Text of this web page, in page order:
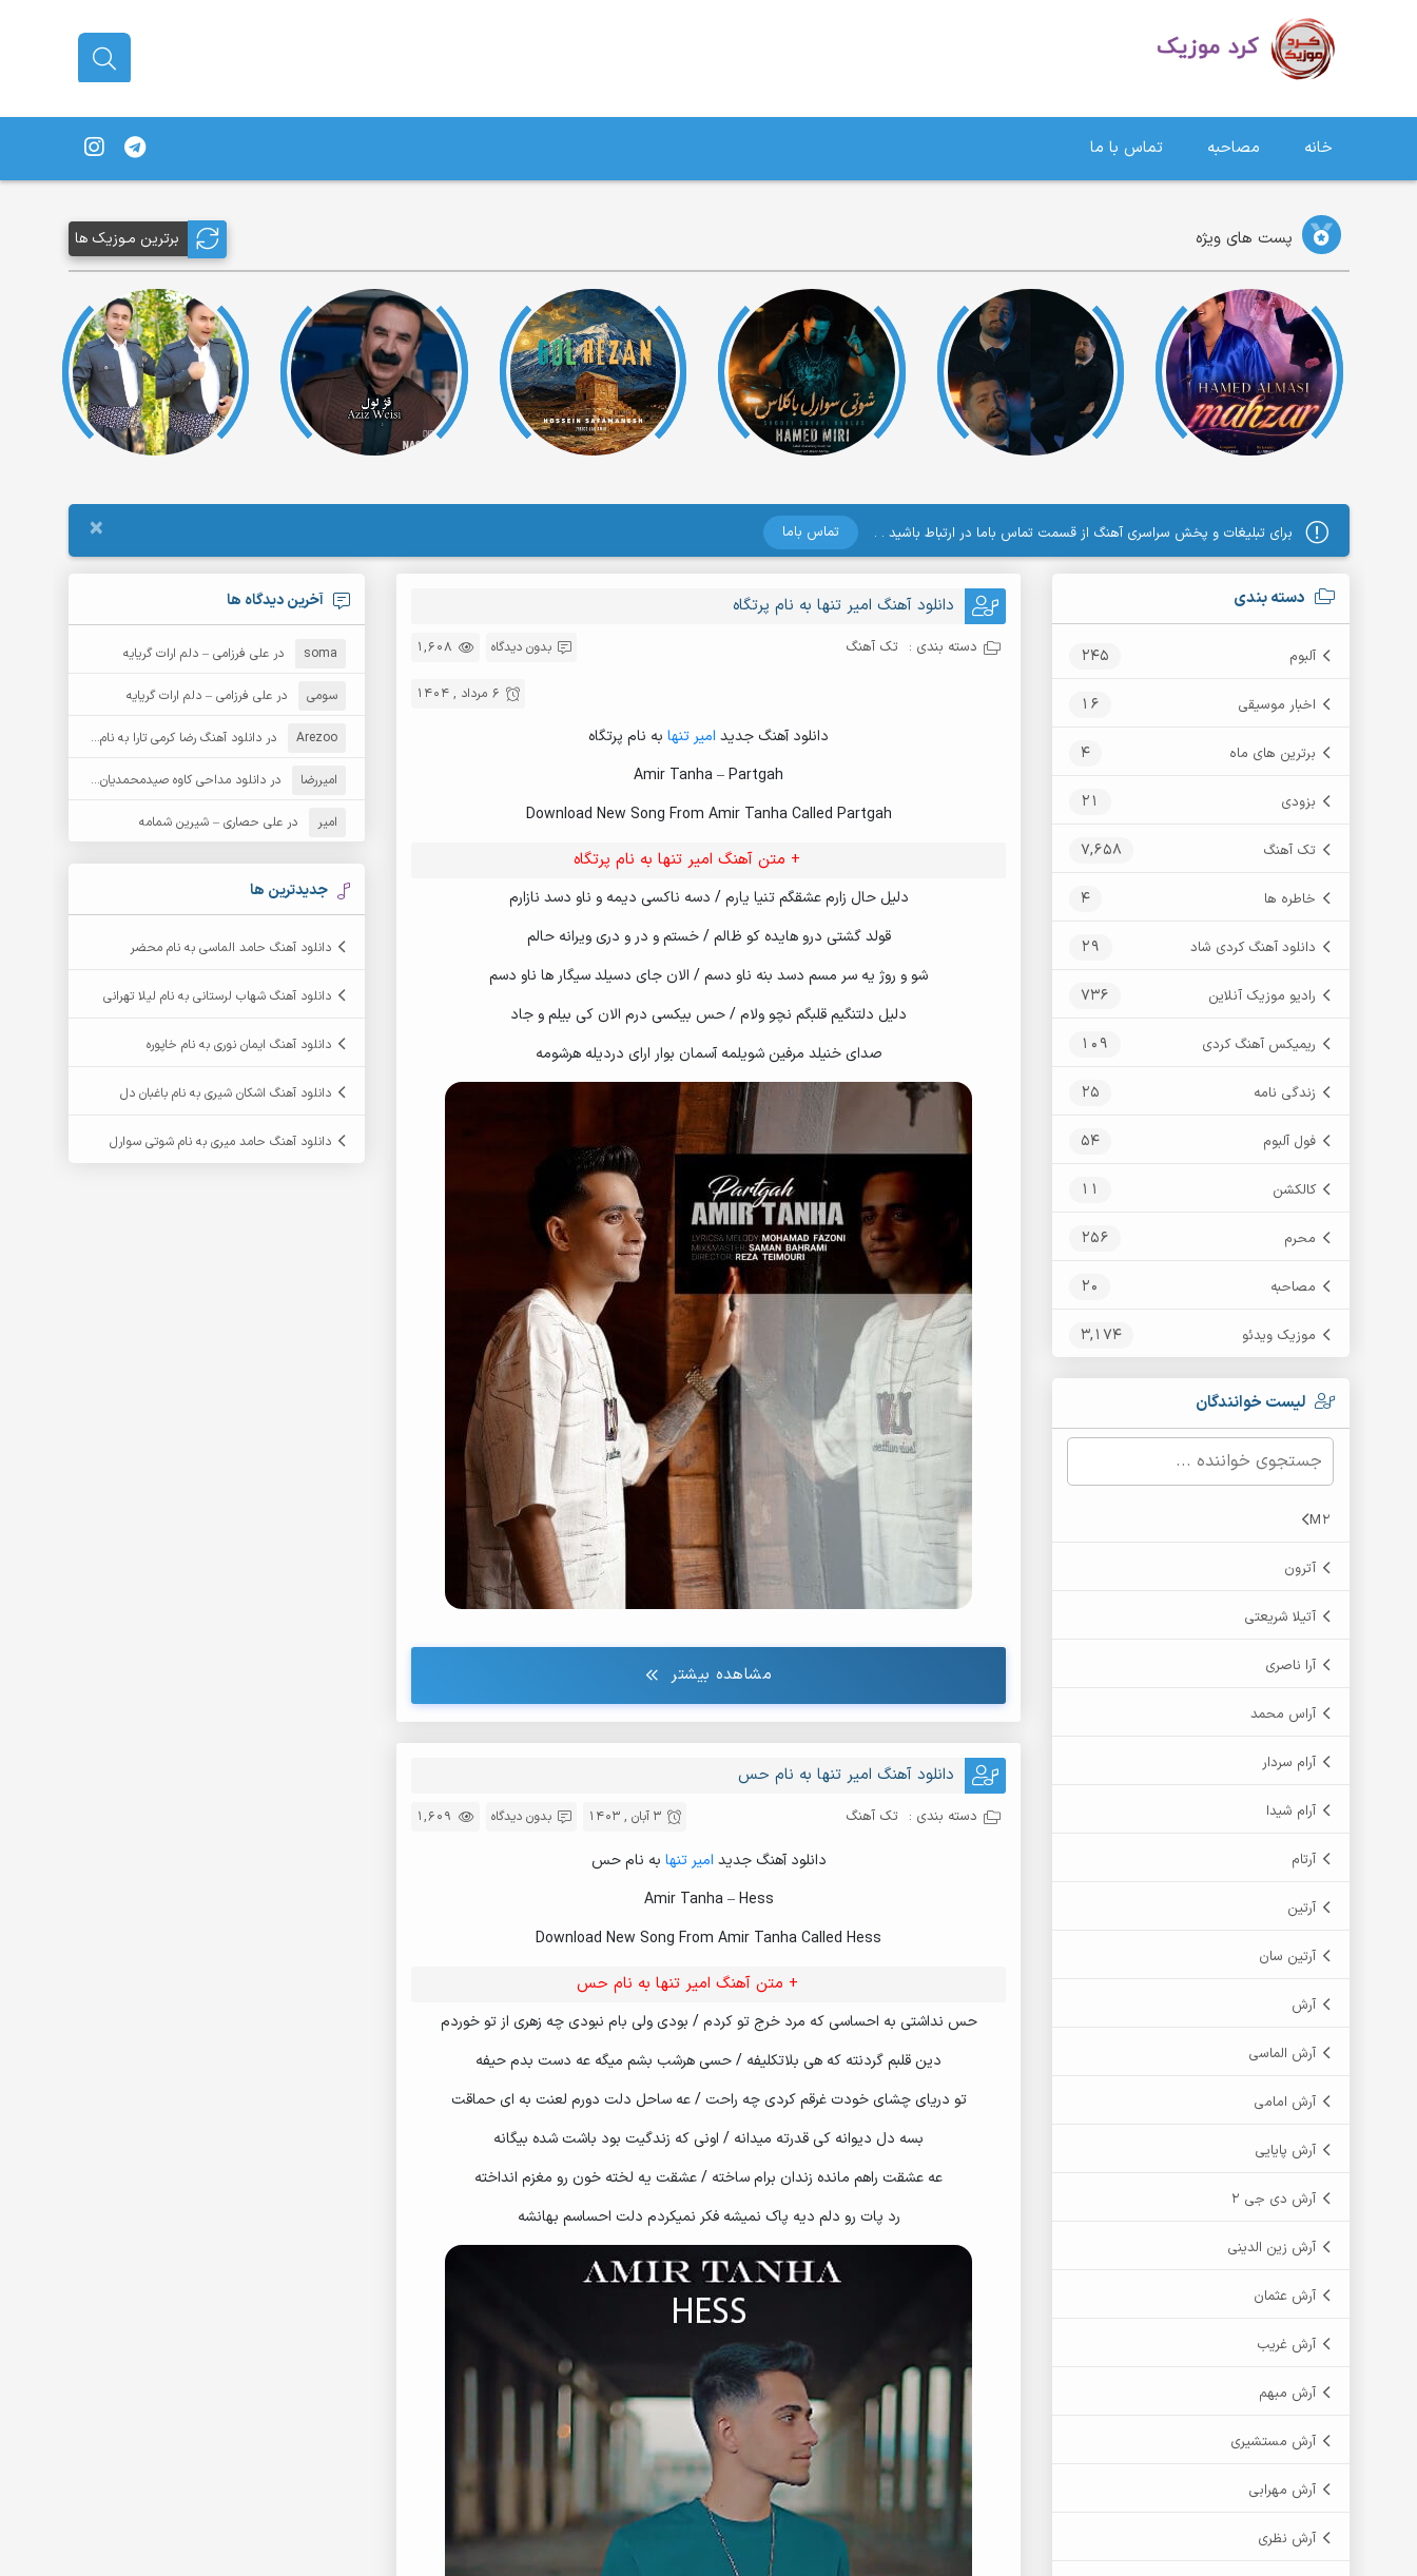
خانه مصاحبه تماس با ما
پست های ویژه برترین مـوزیک ها
× برای تبلیغات و پخش سراسری آهنگ از قسمت تماس باما در ارتباط باشید . . تماس باما
دسته بندی
آلبوم 245
اخبار موسیقی 16
برترین های ماه 4
بزودی 21
تک آهنگ 7,658
خاطره ها 4
دانلود آهنگ کردی شاد 29
رادیو موزیک آنلاین 736
ریمیکس آهنگ کردی 109
زندگی نامه 25
فول آلبوم 54
کالکشن 11
محرم 256
مصاحبه 20
موزیک ویدئو 3,174
لیست خوانندگان
M2
آترون
آتیلا شریعتی
آرا ناصری
آراس محمد
آرام سردار
آرام شیدا
آرتام
آرتین
آرتین سان
آرش
آرش الماسی
آرش امامی
آرش پایایی
آرش دی جی 2
آرش زین الدینی
آرش عثمان
آرش غریب
آرش مبهم
آرش مستشیری
آرش مهرابی
آرش نظری
دانلود آهنگ امیر تنها به نام پرتگاه
دسته بندی : تک آهنگ 1,608 بدون دیدگاه
6 مرداد , 1404
دانلود آهنگ جدید امیر تنها به نام پرتگاه
Amir Tanha – Partgah
Download New Song From Amir Tanha Called Partgah
+ متن آهنگ امیر تنها به نام پرتگاه
دلیل حال زارم عشقگم تنیا یارم / دسه ناکسی دیمه و ناو دسد نازارم
قولد گشتی درو هایده کو ظالم / خستم و در و دری ویرانه حالم
شو و روژ یه سر مسم دسد بنه ناو دسم / الان جای دسیلد سیگار ها ناو دسم
دلیل دلتنگیم قلبگم نچو ولام / حس بیکسی درم الان کی بیلم و جاد
صدای خنیلد مرفین شویلمه آسمان بوار ارای دردیله هرشومه
مشاهده بیشتر
دانلود آهنگ امیر تنها به نام حس
دسته بندی : تک آهنگ 1,609 بدون دیدگاه 3 آبان , 1403
دانلود آهنگ جدید امیر تنها به نام حس
Amir Tanha – Hess
Download New Song From Amir Tanha Called Hess
+ متن آهنگ امیر تنها به نام حس
حس نداشتی به احساسی که مرد خرج تو کردم / بودی ولی بام نبودی چه زهری از تو خوردم
دین قلبم گردنته که هی بلاتکلیفه / حسی هرشب بشم میگه عه دست بدم حیفه
تو دریای چشای خودت غرقم کردی چه راحت / عه ساحل دلت دورم لعنت به ای حماقت
بسه دل دیوانه کی قدرته میدانه / اونی که زندگیت بود باشت شده بیگانه
عه عشقت راهم مانده زندان برام ساخته / عشقت یه لخته خون رو مغزم انداخته
رد پات رو دلم دیه پاک نمیشه فکر نمیکردم دلت احساسم بهانشه
آخرین دیدگاه ها
soma درعلی فرزامی – دلم ارات گریایه
سومی درعلی فرزامی – دلم ارات گریایه
Arezoo دردانلود آهنگ رضا کرمی تارا به نام قمار
امیررضا دردانلود مداحی کاوه صیدمحمدیان به نام سردار باوفا
امیر درعلی حصاری – شیرین شمامه
جدیدترین ها
دانلود آهنگ حامد الماسی به نام محضر
دانلود آهنگ شهاب لرستانی به نام لیلا تهرانی
دانلود آهنگ ایمان نوری به نام خاپوره
دانلود آهنگ اشکان شیری به نام باغبان دل
دانلود آهنگ حامد میری به نام شوتی سوارل